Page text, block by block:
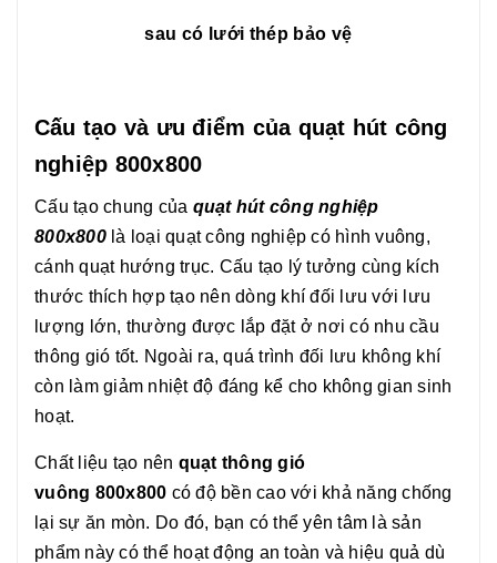
sau có lưới thép bảo vệ
Cấu tạo và ưu điểm của quạt hút công
nghiệp 800x800
Cấu tạo chung của quạt hút công nghiệp
800x800là loại quạt công nghiệp có hình vuông,
cánh quạt hướng trục. Cấu tạo lý tưởng cùng kích
thước thích hợp tạo nên dòng khí đối lưu với lưu
lượng lớn, thường được lắp đặt ở nơi có nhu cầu
thông gió tốt. Ngoài ra, quá trình đối lưu không khí
còn làm giảm nhiệt độ đáng kể cho không gian sinh
hoạt.
Chất liệu tạo nên quạt thông gió
vuông 800x800 có độ bền cao với khả năng chống
lại sự ăn mòn. Do đó, bạn có thể yên tâm là sản
phẩm này có thể hoạt động an toàn và hiệu quả dù